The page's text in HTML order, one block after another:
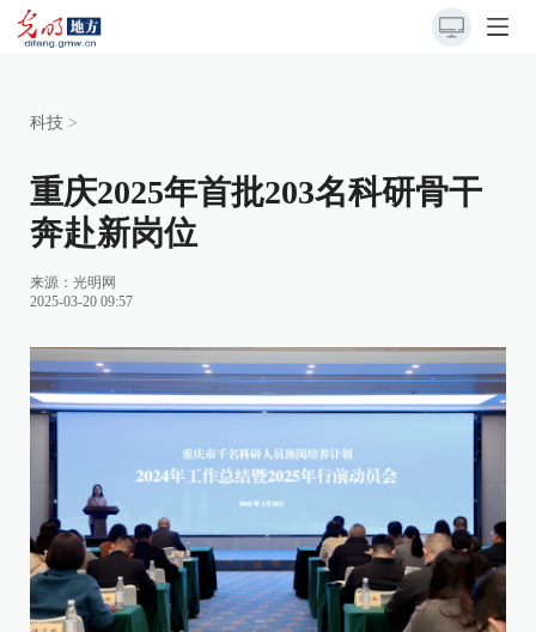
科技 >
重庆2025年首批203名科研骨干
奔赴新岗位
来源： 光明网
2025-03-20 09:57